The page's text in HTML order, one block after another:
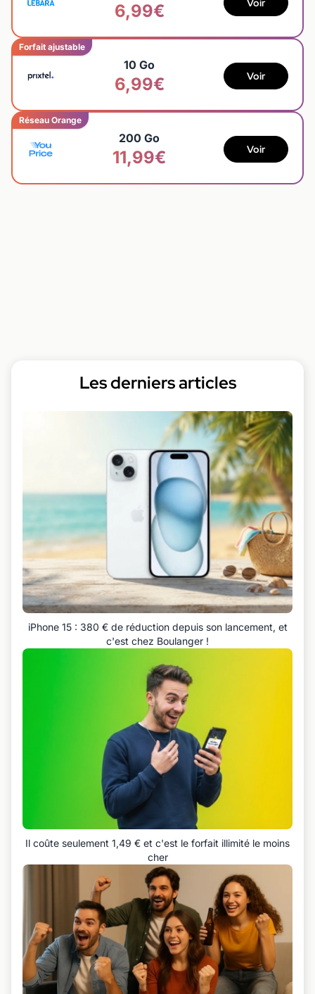
6,99€ Voir
Forfait ajustable
10 Go
6,99€ Voir
Réseau Orange
200 Go
11,99€ Voir
Les derniers articles
iPhone 15 : 380 € de réduction depuis son lancement, et
c'est chez Boulanger !
Il coûte seulement 1,49 € et c'est le forfait illimité le moins
cher